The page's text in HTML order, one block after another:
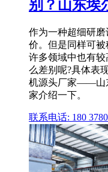
别？山东埃
作为一种超细研
价。但是同样可
许多领域中也有
么差别呢?具体表
机源头厂家——山
家介绍一下。
联系电话: 180 3780